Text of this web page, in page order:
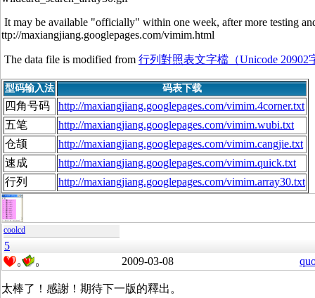
It may be available "officially" within one week, after more testing
ttp://maxiangjiang.googlepages.com/vimim.html
The data file is modified from 行列對照表文字檔（Unicode 20902
型码输入法 码表下载
四角号码
http://maxiangjiang.googlepages.com/vimim.4corner.txt
五笔
http://maxiangjiang.googlepages.com/vimim.wubi.txt
仓颉
http://maxiangjiang.googlepages.com/vimim.cangjie.txt
速成
http://maxiangjiang.googlepages.com/vimim.quick.txt
行列
http://maxiangjiang.googlepages.com/vimim.array30.txt
coolcd
5
0 0 2009-03-08
太棒了！感謝！期待下一版的釋出。